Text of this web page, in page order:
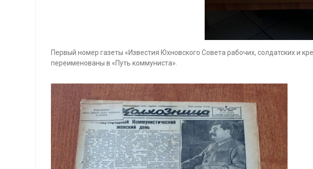
Первый номер газеты «Известия Юхновского Совета рабочих, солдатских и
переименованы в «Путь коммуниста».